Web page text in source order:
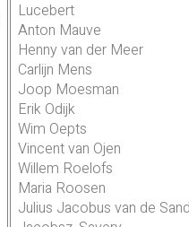
Lucebert
Anton Mauve
Henny van der Meer
Carlijn Mens
Joop Moesman
Erik Odijk
Wim Oepts
Vincent van Ojen
Willem Roelofs
Maria Roosen
Julius Jacobus van de